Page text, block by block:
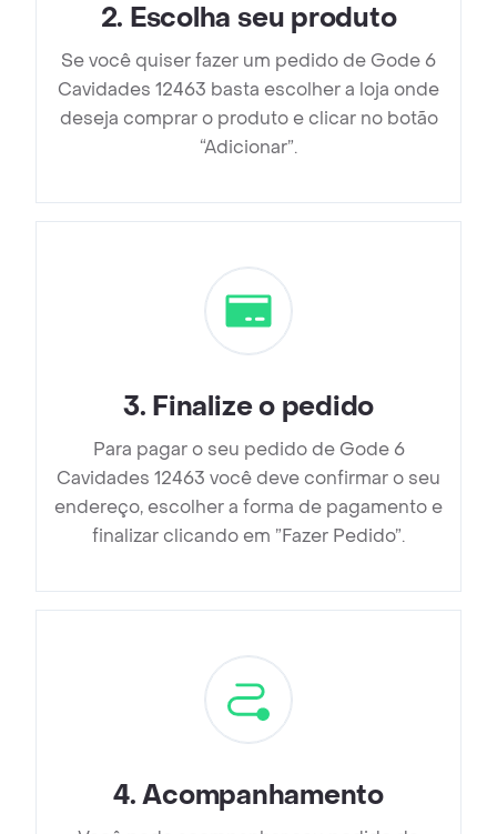
2. Escolha seu produto
Se você quiser fazer um pedido de Gode 6
Cavidades 12463 basta escolher a loja onde
deseja comprar o produto e clicar no botão
“Adicionar”.
3. Finalize o pedido
Para pagar o seu pedido de Gode 6
Cavidades 12463 você deve confirmar o seu
endereço, escolher a forma de pagamento e
finalizar clicando em ”Fazer Pedido”.
4.Acompanhamento